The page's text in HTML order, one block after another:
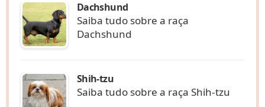
Dachshund
Saiba tudo sobre a raça
Dachshund
Shih-tzu
Saiba tudo sobre a raça Shih-tzu